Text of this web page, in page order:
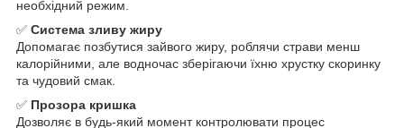
необхідний режим.
✅ Система зливу жиру
Допомагає позбутися зайвого жиру, роблячи страви менш
калорійними, але водночас зберігаючи їхню хрустку скоринку
та чудовий смак.
✅ Прозора кришка
Дозволяє в будь-який момент контролювати процес